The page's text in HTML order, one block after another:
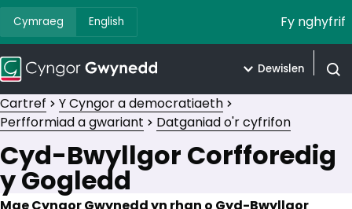
Cymraeg English Fy nghyfrif
Dewislen
Cartref
Y Cyngor a democratiaeth
Perfformiad a gwariant
Datganiad o'r cyfrifon
Cyd-Bwyllgor Corfforedig
y Gogledd